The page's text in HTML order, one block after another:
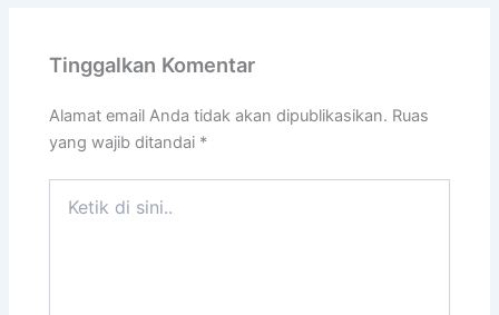
Tinggalkan Komentar
Alamat email Anda tidak akan dipublikasikan. Ruas
yang wajib ditandai *